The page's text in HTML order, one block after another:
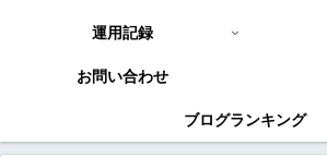
運用記録
お問い合わせ
ブログランキング